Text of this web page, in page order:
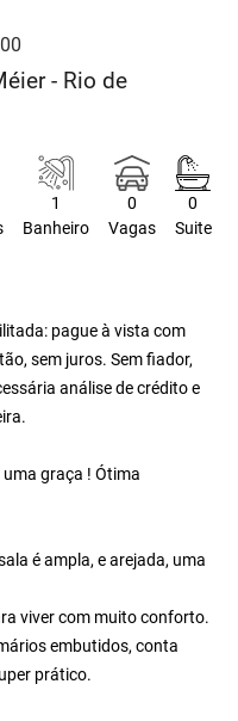
- Rio de
1
Banheiro
0
Vagas
0
Suite
pague à vista com
sem juros. Sem fiador,
análise de crédito e
graça ! Ótima
é ampla, e arejada, uma
viver com muito conforto.
embutidos, conta
prático.